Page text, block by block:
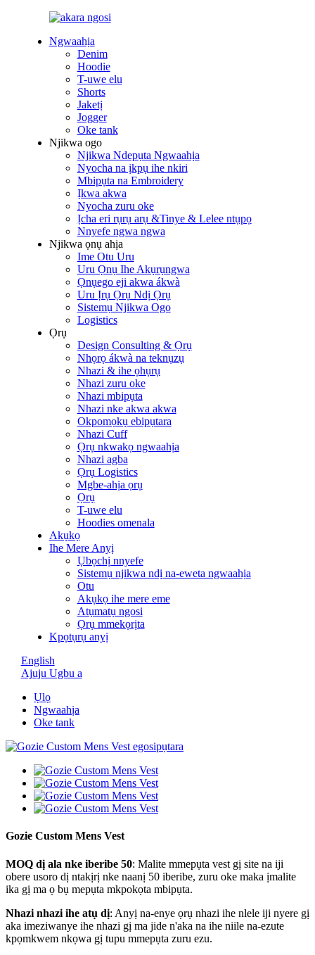
Ngwaahịa
Denim
Hoodie
T-uwe elu
Shorts
Jaketị
Jogger
Oke tank
Njikwa ogo
Njikwa Ndepụta Ngwaahịa
Nyocha na ịkpụ ihe nkiri
Mbipụta na Embroidery
Ịkwa akwa
Nyocha zuru oke
Ịcha eri rụrụ arụ &Tinye & Lelee ntụpọ
Nnyefe ngwa ngwa
Njikwa ọnụ ahịa
Ime Otu Uru
Uru Ọnụ Ihe Akụrụngwa
Ọnụego eji akwa ákwà
Uru Ịrụ Ọrụ Ndị Ọrụ
Sistemụ Njikwa Ogo
Logistics
Ọrụ
Design Consulting & Ọrụ
Nhọrọ ákwà na teknụzụ
Nhazi & ihe ọhụrụ
Nhazi zuru oke
Nhazi mbipụta
Nhazi nke akwa akwa
Okpomọkụ ebipụtara
Nhazi Cuff
Ọrụ nkwakọ ngwaahịa
Nhazi agba
Ọrụ Logistics
Mgbe-ahịa ọrụ
Ọrụ
T-uwe elu
Hoodies omenala
Akụkọ
Ihe Mere Anyị
Ụbọchị nnyefe
Sistemụ njikwa ndị na-eweta ngwaahịa
Otu
Akụkọ ihe mere eme
Atụmatụ ngosi
Ọrụ mmekọrịta
Kpọtụrụ anyị
English
Ajuju Ugbu a
Ụlọ
Ngwaahịa
Oke tank
Gozie Custom Mens Vest
MOQ dị ala nke iberibe 50: Malite mmepụta vest gị site na iji
obere usoro dị ntakịrị nke naanị 50 iberibe, zuru oke maka ịmalite
ika gị ma ọ bụ mepụta mkpokọta mbipụta.
Nhazi nhazi ihe atụ dị: Anyị na-enye ọrụ nhazi ihe nlele iji nyere gị
aka imeziwanye ihe nhazi gị ma jide n'aka na ihe niile na-ezute
kpọmkwem nkọwa gị tupu mmepụta zuru ezu.